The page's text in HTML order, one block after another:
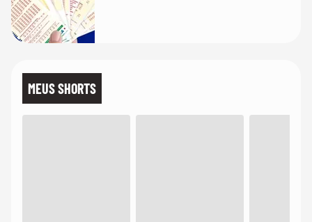
MEUS SHORTS